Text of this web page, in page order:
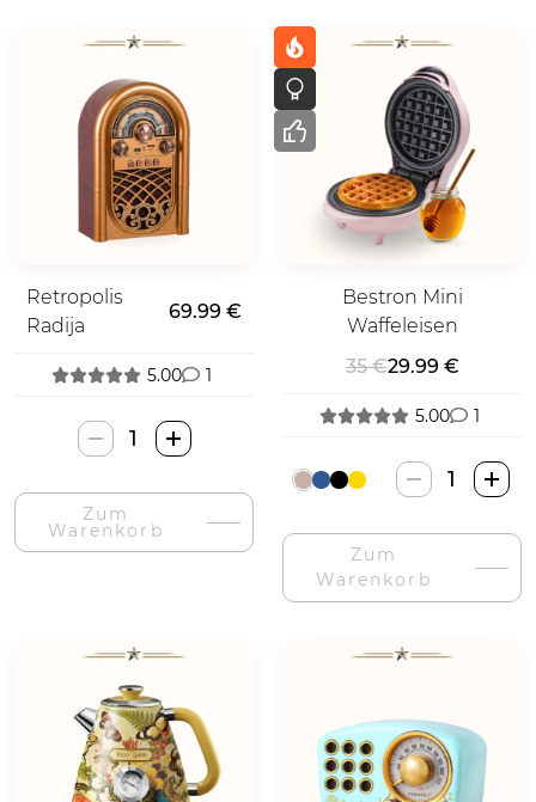
Retropolis
Radija
69.99 €
5.00 1
Retropolis
Radija-
Menge
Zum
Warenkorb
Bestron Mini
Waffeleisen
35 €29.99 €
5.00 1
Bestron
Vaflinė-
Zum
Warenkorb